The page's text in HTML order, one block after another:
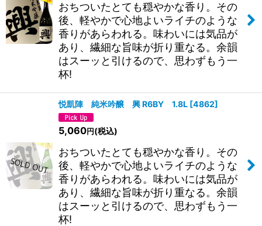
おちついたとても穏やかな香り。その
後、軽やかで心地よいライチのような
香りがあらわれる。味わいには気品が
あり、繊細な旨味が折り重なる。余韻
はスーッと引けるので、思わずもう一
杯!
悦凱陣 純米吟醸 興 R6BY 1.8L [4862]
5,060円 (税込)
おちついたとても穏やかな香り。その
後、軽やかで心地よいライチのような
香りがあらわれる。味わいには気品が
あり、繊細な旨味が折り重なる。余韻
はスーッと引けるので、思わずもう一
杯!